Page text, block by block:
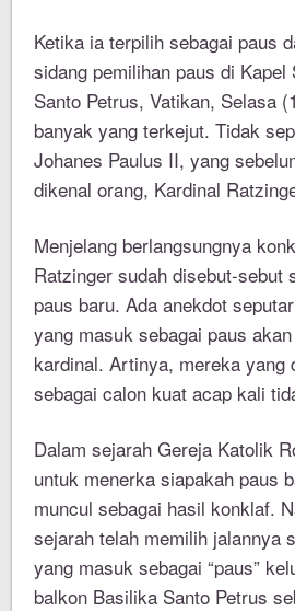
Ketika ia terpilih sebagai paus
sidang pemilihan paus di
Santo Petrus, Vatikan, Selasa
banyak yang terkejut. Tidak
Johanes Paulus II, yang
dikenal orang, Kardinal
Menjelang berlangsungnya
Ratzinger sudah disebut-sebut
paus baru. Ada anekdot
yang masuk sebagai paus
kardinal. Artinya, mereka yang
sebagai calon kuat acap kali
Dalam sejarah Gereja Katolik
untuk menerka siapakah paus
muncul sebagai hasil konklaf.
sejarah telah memilih jalannya
yang masuk sebagai “paus”
balkon Basilika Santo Petrus